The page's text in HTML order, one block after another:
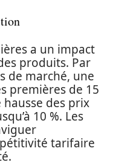
a un impact
produits. Par
de marché, une
premières de 15
des prix
10 %. Les
tarifaire